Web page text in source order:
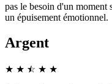
pas le besoin d'un moment
un épuisement émotionnel.
Argent
★ ★ ☆
★ ★ ★